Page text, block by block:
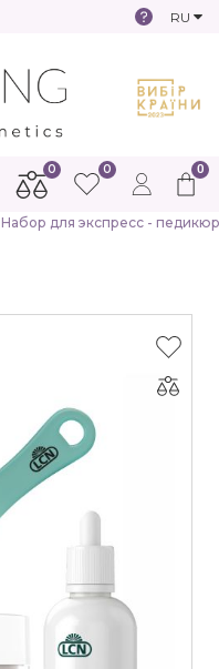
RU
0
0 0
Набор для экспресс -